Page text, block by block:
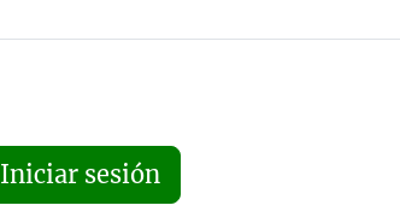
Iniciar sesión